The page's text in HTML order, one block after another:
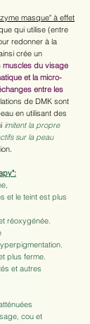
masque" à effet
qui utilise (entre
redonner à la
crée un
muscles du visage
et la micro-
entre les
de DMK sont
en utilisant des
imitent la propre
sur la peau
et le teint est plus
réoxygénée.
plus ferme.
et autres
cou et